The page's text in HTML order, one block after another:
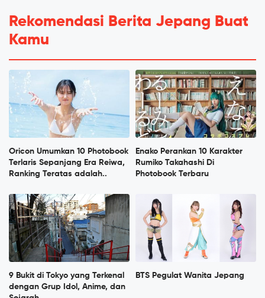
Rekomendasi Berita Jepang Buat
Kamu
Oricon Umumkan 10 Photobook
Terlaris Sepanjang Era Reiwa,
Ranking Teratas adalah..
Enako Perankan 10 Karakter
Rumiko Takahashi Di
Photobook Terbaru
9 Bukit di Tokyo yang Terkenal
dengan Grup Idol, Anime, dan
BTS Pegulat Wanita Jepang